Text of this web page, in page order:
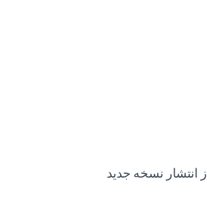
انتشار نسخه جدید